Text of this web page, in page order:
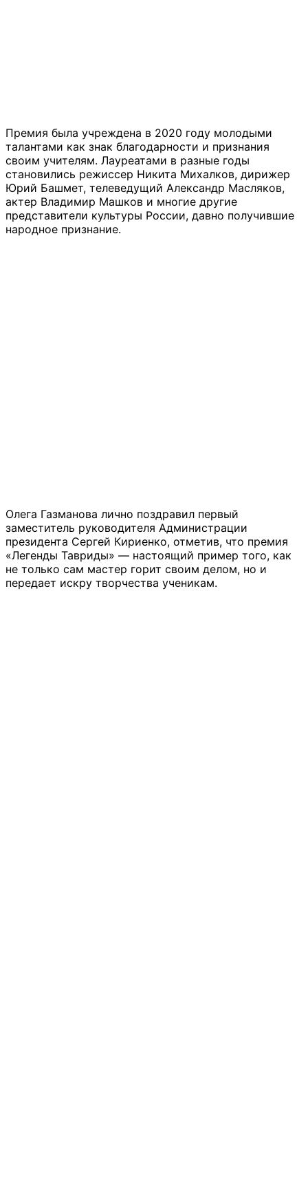
Премия была учреждена в 2020 году молодыми
талантами как знак благодарности и признания
своим учителям. Лауреатами в разные годы
становились режиссер Никита Михалков, дирижер
Юрий Башмет, телеведущий Александр Масляков,
актер Владимир Машков и многие другие
представители культуры России, давно получившие
народное признание.
Олега Газманова лично поздравил первый
заместитель руководителя Администрации
президента Сергей Кириенко, отметив, что премия
«Легенды Тавриды» — настоящий пример того, как
не только сам мастер горит своим делом, но и
передает искру творчества ученикам.